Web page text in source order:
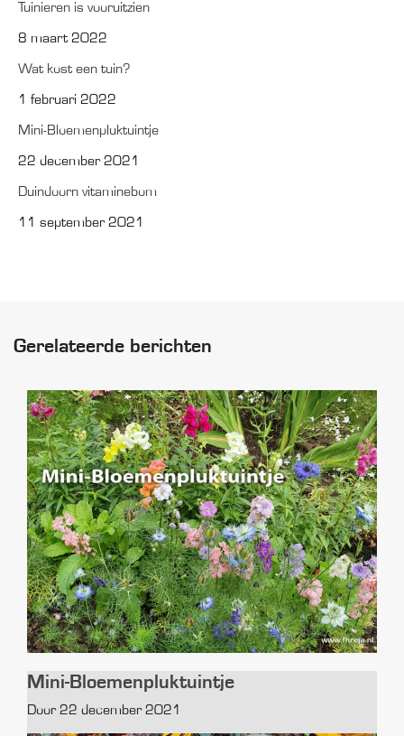
Tuinieren is vooruitzien
8 maart 2022
Wat kost een tuin?
1 februari 2022
Mini-Bloemenpluktuintje
22 december 2021
Duindoorn vitaminebom
11 september 2021
Gerelateerde berichten
Mini-Bloemenpluktuintje
Door 22 december 2021